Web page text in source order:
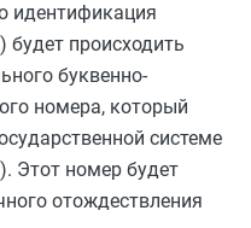
идентификация
происходить
буквенно-
номера, который
системе
Этот номер будет
отождествления